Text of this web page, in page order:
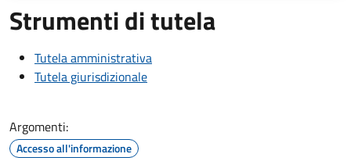
Strumenti di tutela
Tutela amministrativa
Tutela giurisdizionale
Argomenti:
Accesso all'informazione